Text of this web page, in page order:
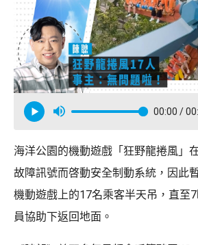
00:00 /
海洋公園的機動遊戲「狂野龍捲風」
故障訊號而啓動安全制動系統，因此
機動遊戲上的17名乘客半天吊，直至
員協助下返回地面。